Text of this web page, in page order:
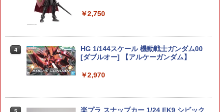
￥2,750
4
HG 1/144スケール 機動戦士ガンダム00
[ダブルオー] 【アルケーガンダム】
￥2,970
楽プラ スナップカー 1/24 EK9 シビック